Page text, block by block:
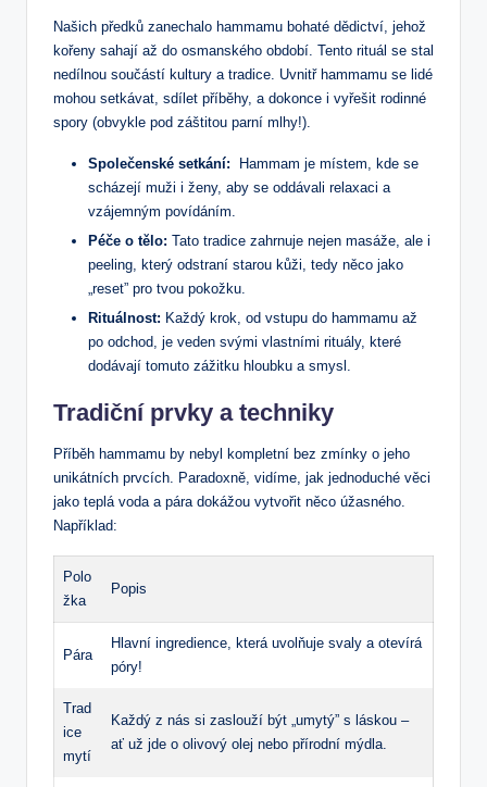
Našich předků zanechalo hammamu bohaté dědictví, ‍jehož
kořeny sahají až‌ do osmanského období. Tento rituál se stal
​nedílnou součástí kultury a tradice. Uvnitř⁣ hammamu⁣ se lidé
mohou setkávat, sdílet příběhy, a dokonce i vyřešit rodinné
spory (obvykle pod záštitou parní mlhy!).
Společenské setkání: ‌ Hammam⁣ je místem, kde se
scházejí muži i ženy, aby se oddávali relaxaci ⁢a
⁢vzájemným povídáním.
Péče⁣ o tělo: Tato tradice zahrnuje nejen masáže, ale ‌i⁢
peeling, který odstraní ⁣starou kůži,​ tedy ‌něco jako
„reset” pro‍ tvou ​pokožku.
Rituálnost: Každý krok, od vstupu‍ do hammamu až⁢
po odchod, je veden svými vlastními rituály, které
dodávají tomuto zážitku hloubku a smysl.
Tradiční prvky a techniky
Příběh hammamu by ‍nebyl kompletní⁢ bez⁤ zmínky o jeho‌
unikátních prvcích.‍ Paradoxně, vidíme, jak jednoduché věci
jako teplá voda a pára dokážou vytvořit něco úžasného.
Například:
Polo
žka
Popis
Pára
Hlavní ingredience, která uvolňuje svaly ​a⁤ otevírá
póry!
Trad
ice
⁤mytí
Každý‍ z‍ nás ‍si zaslouží‌ být „umytý”⁣ s​ láskou –
ať už jde o olivový olej nebo ​přírodní mýdla.